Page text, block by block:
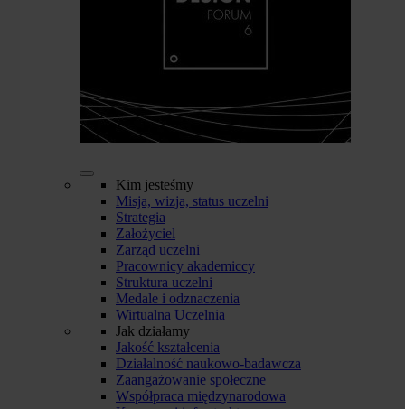
Kim jesteśmy
Misja, wizja, status uczelni
Strategia
Założyciel
Zarząd uczelni
Pracownicy akademiccy
Struktura uczelni
Medale i odznaczenia
Wirtualna Uczelnia
Jak działamy
Jakość kształcenia
Działalność naukowo-badawcza
Zaangażowanie społeczne
Współpraca międzynarodowa